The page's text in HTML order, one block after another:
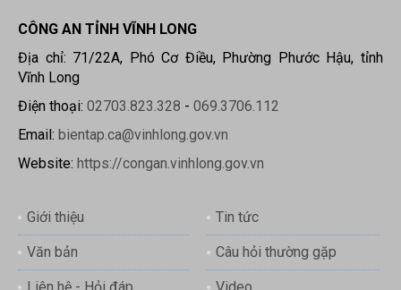
CÔNG AN TỈNH VĨNH LONG
Địa chỉ: 71/22A, Phó Cơ Điều, Phường Phước Hậu, tỉnh
Vĩnh Long
Điện thoại: 02703.823.328 - 069.3706.112
Email: bientap.ca@vinhlong.gov.vn
Website: https://congan.vinhlong.gov.vn
Giới thiệu Tin tức
Văn bản Câu hỏi thường gặp